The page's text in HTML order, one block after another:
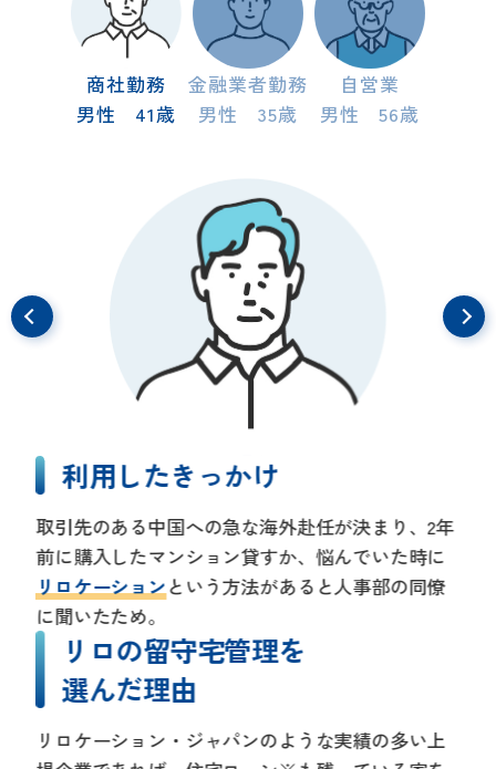
商社勤務
男性 41歳
金融業者勤務
男性 35歳
自営業
男性 56歳
利用したきっかけ
取引先のある中国への急な海外赴任が決まり、2年
前に購入したマンション貸すか、悩んでいた時に
リロケーションという方法があると人事部の同僚
に聞いたため。
リロの留守宅管理を
選んだ理由
リロケーション・ジャパンのような実績の多い上